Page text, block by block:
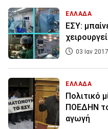
ΕΛΛΑΔΑ
ΕΣΥ:
03 Ιαν
ΕΛΛΑΔΑ
Πολιτικό
ΠΟΕΔΗΝ
αγωγή